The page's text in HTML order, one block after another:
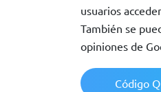
usuarios
También se
opiniones de
Código